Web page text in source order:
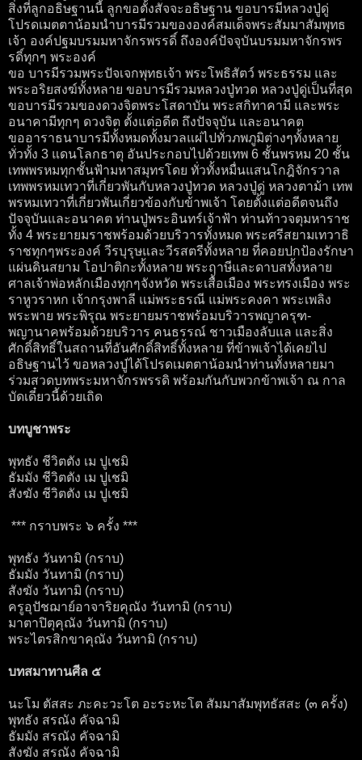
สิ่งที่ลูกอธิษฐานนี้ ลูกขอตั้งสัจจะอธิษฐาน ขอบารมีหลวงปู่ดู่
โปรดเมตตาน้อมนำบารมีรวมขององค์สมเด็จพระสัมมาสัมพุทธ
เจ้า องค์ปฐมบรมมหาจักรพรรดิ์ ถึงองค์ปัจจุบันบรมมหาจักรพร
รดิ์ทุกๆ พระองค์
ขอ บารมีรวมพระปัจเจกพุทธเจ้า พระโพธิสัตว์ พระธรรม และ
พระอริยสงฆ์ทั้งหลาย ขอบารมีรวมหลวงปู่ทวด หลวงปู่ดู่เป็นที่สุด
ขอบารมีรวมของดวงจิตพระโสดาบัน พระสกิทาคามี และพระ
อนาคามีทุกๆ ดวงจิต ตั้งแต่อดีต ถึงปัจจุบัน และอนาคต
ขออาราธนาบารมีทั้งหมดทั้งมวลแผ่ไปทั่วภพภูมิต่างๆทั้งหลาย
ทั่วทั้ง 3 แดนโลกธาตุ อันประกอบไปด้วยเทพ 6 ชั้นพรหม 20 ชั้น
เทพพรหมทุกชั้นฟ้ามหาสมุทรโดย ทั่วทั้งหมื่นแสนโกฎิจักรวาล
เทพพรหมเทวาที่เกี่ยวพันกับหลวงปู่ทวด หลวงปู่ดู่ หลวงตาม้า เทพ
พรหมเทวาที่เกี่ยวพันเกี่ยวข้องกับข้าพเจ้า โดยตั้งแต่อดีตจนถึง
ปัจจุบันและอนาคต ท่านปู่พระอินทร์เจ้าฟ้า ท่านท้าวจตุมหาราช
ทั้ง 4 พระยายมราชพร้อมด้วยบริวารทั้งหมด พระศรีสยามเทวาธิ
ราชทุกๆพระองค์ วีรบุรุษและวีรสตรีทั้งหลาย ที่คอยปกป้องรักษา
แผ่นดินสยาม โอปาติกะทั้งหลาย พระฤาษีและดาบสทั้งหลาย
ศาลเจ้าพ่อหลักเมืองทุกๆจังหวัด พระเสื้อเมือง พระทรงเมือง พระ
ราหูวราหก เจ้ากรุงพาลี แม่พระธรณี แม่พระคงคา พระเพลิง
พระพาย พระพิรุณ พระยายมราชพร้อมบริวารพญาครุฑ-
พญานาคพร้อมด้วยบริวาร คนธรรณ์ ชาวเมืองลับแล และสิ่ง
ศักดิ์สิทธิ์ในสถานที่อันศักดิ์สิทธิ์ทั้งหลาย ที่ข้าพเจ้าได้เคยไป
อธิษฐานไว้ ขอหลวงปู่ได้โปรดเมตตาน้อมนำท่านทั้งหลายมา
ร่วมสวดบทพระมหาจักรพรรดิ พร้อมกันกับพวกข้าพเจ้า ณ กาล
บัดเดี๋ยวนี้ด้วยเถิด
บทบูชาพระ
พุทธัง ชีวิตตัง เม ปูเชมิ
ธัมมัง ชีวิตตัง เม ปูเชมิ
สังฆัง ชีวิตตัง เม ปูเชมิ
*** กราบพระ ๖ ครั้ง ***
พุทธัง วันทามิ (กราบ)
ธัมมัง วันทามิ (กราบ)
สังฆัง วันทามิ (กราบ)
ครูอุปัชฌาย์อาจาริยคุณัง วันทามิ (กราบ)
มาตาปิตุคุณัง วันทามิ (กราบ)
พระไตรสิกขาคุณัง วันทามิ (กราบ)
บทสมาทานศีล ๕
นะโม ตัสสะ ภะคะวะโต อะระหะโต สัมมาสัมพุทธัสสะ (๓ ครั้ง)
พุทธัง สรณัง คัจฉามิ
ธัมมัง สรณัง คัจฉามิ
สังฆัง สรณัง คัจฉามิ